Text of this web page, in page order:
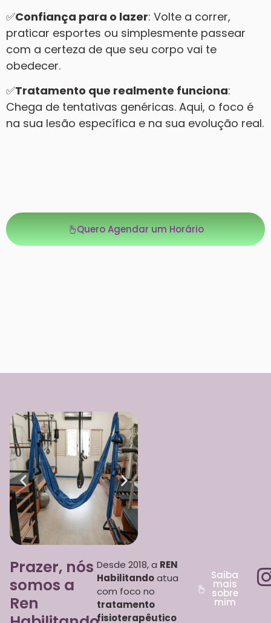
✅Confiança para o lazer: Volte a correr,
praticar esportes ou simplesmente passear
com a certeza de que seu corpo vai te
obedecer.
✅Tratamento que realmente funciona:
Chega de tentativas genéricas. Aqui, o foco é
na sua lesão específica e na sua evolução real.
Quero Agendar um Horário
Prazer, nós
somos a
Ren
Desde 2018, a REN
Habilitandoatua
com foco no
tratamento
fisioterapêutico
Saiba
mais
sobre
mim